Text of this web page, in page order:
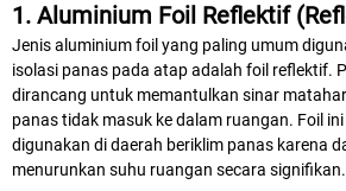
1. Aluminium Foil Reflektif
Jenis aluminium foil yang paling umum
isolasi panas pada atap adalah foil reflektif.
dirancang untuk memantulkan sinar
panas tidak masuk ke dalam ruangan. Foil
digunakan di daerah beriklim panas karena
menurunkan suhu ruangan secara signifikan.